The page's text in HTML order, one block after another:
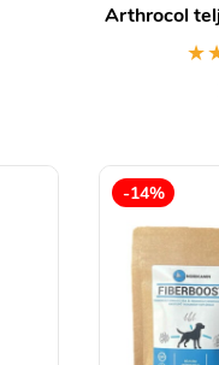
Arthrocol
-14%